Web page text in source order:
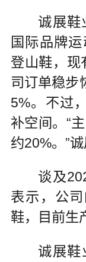
诚展鞋
国际品牌运
登山鞋，现
司订单稳步
5%。不过
补空间。“
约20%。”
谈及
表示，公
鞋，目前生
诚展鞋